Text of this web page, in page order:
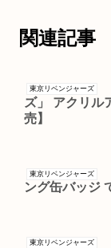
関連記事
東京リベンジャーズ
ズ」 アクリル
売】
東京リベンジャーズ
ング缶バッジ
東京リベンジャーズ